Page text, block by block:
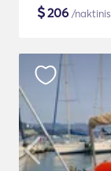
$206 /naktinis